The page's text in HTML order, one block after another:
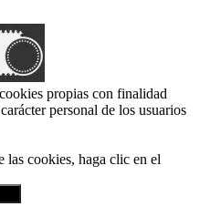
propias con finalidad
personal de los usuarios
las cookies, haga clic en el